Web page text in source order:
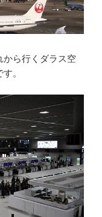
から行くダラス空
。